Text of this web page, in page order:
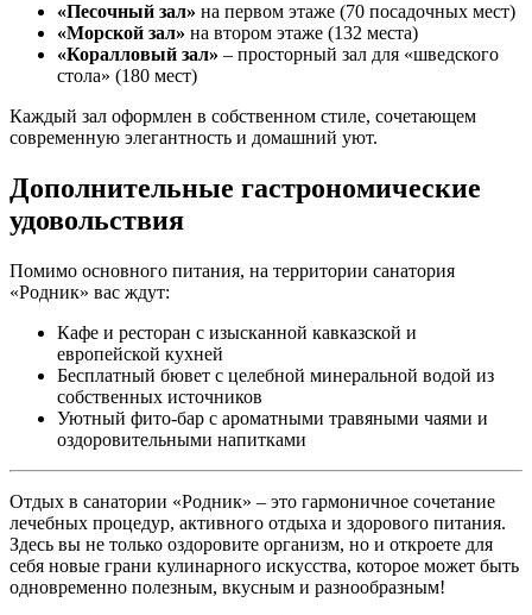
«Песочный зал» на первом этаже (70 посадочных мест)
«Морской зал» на втором этаже (132 места)
«Коралловый зал» – просторный зал для «шведского
стола» (180 мест)
Каждый зал оформлен в собственном стиле, сочетающем
современную элегантность и домашний уют.
Дополнительные гастрономические
удовольствия
Помимо основного питания, на территории санатория
«Родник» вас ждут:
Кафе и ресторан с изысканной кавказской и
европейской кухней
Бесплатный бювет с целебной минеральной водой из
собственных источников
Уютный фито-бар с ароматными травяными чаями и
оздоровительными напитками
Отдых в санатории «Родник» – это гармоничное сочетание
лечебных процедур, активного отдыха и здорового питания.
Здесь вы не только оздоровите организм, но и откроете для
себя новые грани кулинарного искусства, которое может быть
одновременно полезным, вкусным и разнообразным!